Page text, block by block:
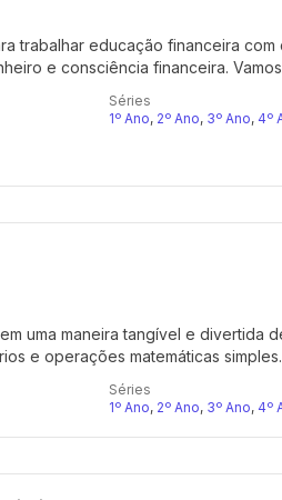
trabalhar educação financeira
e consciência financeira.
Séries
1º Ano, 2º Ano, 3º Ano, 4º
uma maneira tangível e divertida
e operações matemáticas simples.
Séries
1º Ano, 2º Ano, 3º Ano, 4º